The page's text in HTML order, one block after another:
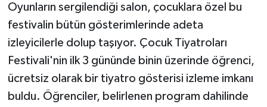
Oyunların sergilendiği salon, çocuklara özel bu
festivalin bütün gösterimlerinde adeta
izleyicilerle dolup taşıyor. Çocuk Tiyatroları
Festivali'nin ilk 3 gününde binin üzerinde öğrenci,
ücretsiz olarak bir tiyatro gösterisi izleme imkanı
buldu. Öğrenciler, belirlenen program dahilinde